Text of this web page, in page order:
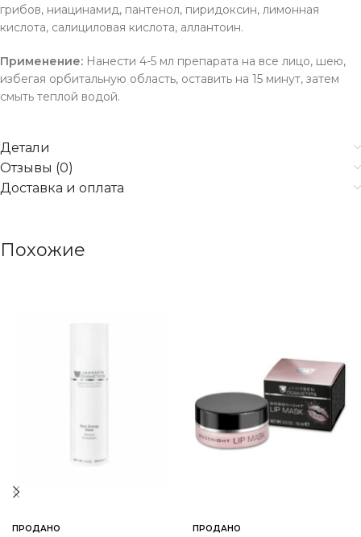
грибов, ниацинамид, пантенол, пиридоксин, лимонная
кислота, салициловая кислота, аллантоин.
Применение: Нанести 4-5 мл препарата на все лицо, шею,
избегая орбитальную область, оставить на 15 минут, затем
смыть теплой водой.
Детали
Отзывы (0)
Доставка и оплата
Похожие
ПРОДАНО ПРОДАНО